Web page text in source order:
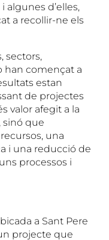
algunes d’elles,
a recollir-ne els
sectors,
han començat a
estan
de projectes
valor afegit a la
sinó que
una
i una reducció de
processos i
a Sant Pere
projecte que